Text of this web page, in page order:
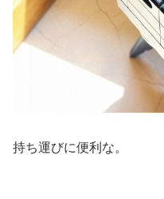
持ち運びに便利な。